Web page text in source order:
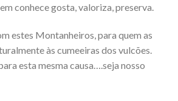
conhece gosta, valoriza, preserva.
estes Montanheiros, para quem as
às cumeeiras dos vulcões.
esta mesma causa….seja nosso